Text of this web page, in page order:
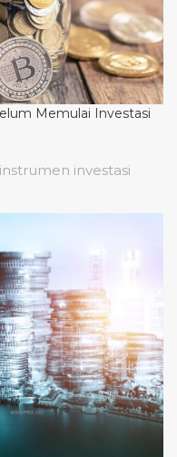
Memulai Investasi
investasi